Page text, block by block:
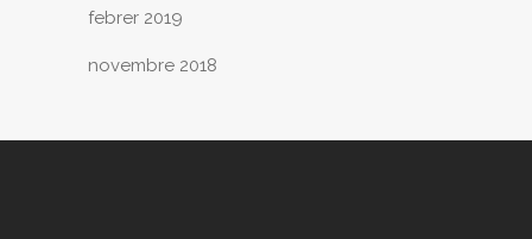
febrer 2019
novembre 2018